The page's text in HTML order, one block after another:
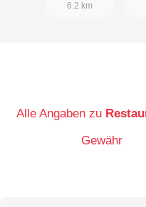
6.2 km
Alle Angaben zu
Gewähr